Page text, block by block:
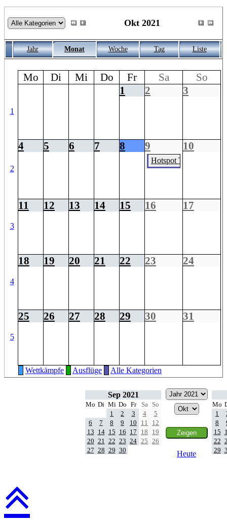
Okt 2021
Jahr Monat Woche Tag Liste
Mo Di Mi Do Fr Sa So
1
1 2 3
2
4 5 6 7 8 9 10
Hotspot Trophy BSV
3
11 12 13 14 15 16 17
4
18 19 20 21 22 23 24
5
25 26 27 28 29 30 31
Wettkämpfe Ausflüge Alle Kategorien
Sep 2021
Mo Di Mi Do Fr Sa
So
1
2 3 4
5
6
7 8 9 10 11
12
13 14 15 16 17 18
19
20 21 22 23 24 25
26
27 28 29 30 Heute
Mo
1
8
15
22
29